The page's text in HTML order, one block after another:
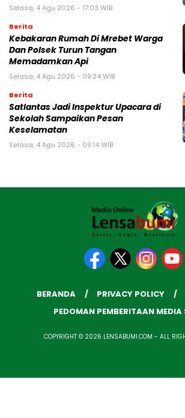
Selasa, 4 Agu 2026 - 17:03 WIB
Berita
Kebakaran Rumah Di Mrebet Warga
Dan Polsek Turun Tangan
Memadamkan Api
Selasa, 4 Agu 2026 - 09:24 WIB
Berita
Satlantas Jadi Inspektur Upacara di
Sekolah Sampaikan Pesan
Keselamatan
Selasa, 4 Agu 2026 - 09:14 WIB
BERANDA PRIVACY POLICY
PEDOMAN PEMBERITAAN MEDIA
COPYRIGHT © 2026 LENSABUMI.COM - ALL